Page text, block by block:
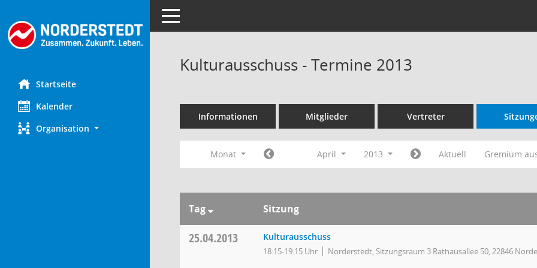
Startseite
Kalender
Organisation
Toggle navigation
Kulturausschuss - Termine 2013
Informationen Mitglieder Vertreter
Monat April 2013 Aktuell Gremium
Tag Sitzung
25.04.2013 Kulturausschuss
18:15-19:15 Uhr Norderstedt, Sitzungsraum 3 Rathausallee 50, 22846